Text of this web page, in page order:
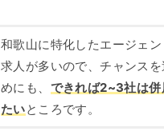
和歌山に特化したエージェ
求人が多いので、チャンス
めにも、 できれば2~3社は併
たいところです。